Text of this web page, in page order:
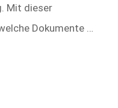
Mit dieser
Dokumente …